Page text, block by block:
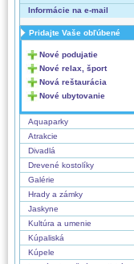
Informácie na e-mail
Pridajte Vaše obľúbené
Nové podujatie
Nové relax, šport
Nová reštaurácia
Nové ubytovanie
Aquaparky
Atrakcie
Divadlá
Drevené kostolíky
Galérie
Hrady a zámky
Jaskyne
Kultúra a umenie
Kúpaliská
Kúpele